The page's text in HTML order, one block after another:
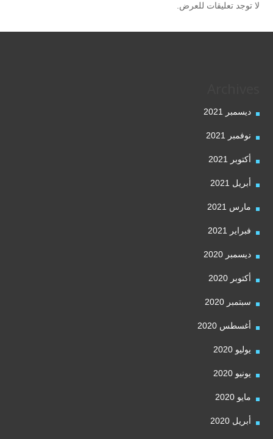
لا توجد تعليقات للعرض.
ديسمبر 2021
نوفمبر 2021
أكتوبر 2021
أبريل 2021
مارس 2021
فبراير 2021
ديسمبر 2020
أكتوبر 2020
سبتمبر 2020
أغسطس 2020
يوليو 2020
يونيو 2020
مايو 2020
أبريل 2020